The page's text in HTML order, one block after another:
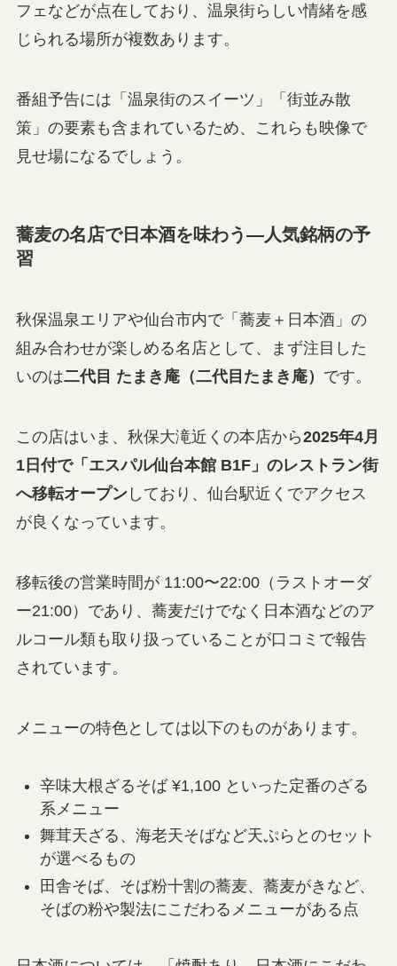
フェなどが点在しており、温泉街らしい情緒を感
じられる場所が複数あります。
番組予告には「温泉街のスイーツ」「街並み散
策」の要素も含まれているため、これらも映像で
見せ場になるでしょう。
蕎麦の名店で日本酒を味わう—人気銘柄の予
習
秋保温泉エリアや仙台市内で「蕎麦＋日本酒」の
組み合わせが楽しめる名店として、まず注目した
いのは二代目 たまき庵（二代目たまき庵） です。
この店はいま、秋保大滝近くの本店から2025年4月
1日付で「エスパル仙台本館 B1F」のレストラン街
へ移転オープン しており、仙台駅近くでアクセス
が良くなっています。
移転後の営業時間が 11:00〜22:00（ラストオーダ
ー21:00）であり、蕎麦だけでなく日本酒などのア
ルコール類も取り扱っていることが口コミで報告
されています。
メニューの特色としては以下のものがあります。
辛味大根ざるそば ¥1,100 といった定番のざる
系メニュー
舞茸天ざる、海老天そばなど天ぷらとのセット
が選べるもの
田舎そば、そば粉十割の蕎麦、蕎麦がきなど、
そばの粉や製法にこだわるメニューがある点